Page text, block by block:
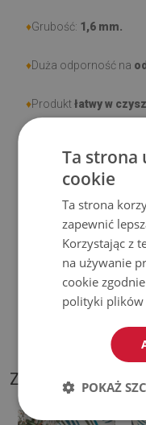
♦Grubość: 1,6 mm.
♦Duża odporność na
♦Produktłatwy w
użytkowaniu
podlegają reklamacjom.
Jak dbać o produkt?
Czyść wilgotną
chemicznych.
Regularnie wietrz
ZDJĘCIA
Ta strona
cookie
Ta strona
zapewnić
Korzystając z
na używanie
cookie
polityki plików
POKAŻ